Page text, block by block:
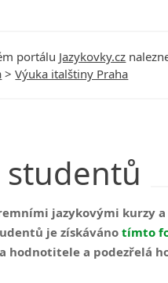
portálu Jazykovky.cz
>Výuka italštiny Praha
studentů
jazykovými kurzy
je získávánotímto
hodnotitele a podezřelá